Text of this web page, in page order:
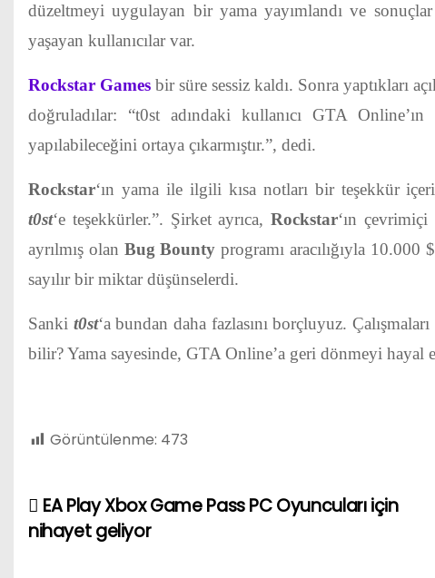
düzeltmeyi uygulayan bir yama yayımlandı ve
yaşayan kullanıcılar var.
Rockstar Games bir süre sessiz kaldı. Sonra yaptıkları
doğruladılar: “t0st adındaki kullanıcı GTA
yapılabileceğini ortaya çıkarmıştır.”, dedi.
Rockstar‘ın yama ile ilgili kısa notları bir teşekkür
t0st‘e teşekkürler.”. Şirket ayrıca,Rockstar‘ın
ayrılmış olan Bug Bounty programı aracılığıyla
sayılır bir miktar düşünselerdi.
Sanki t0st‘a bundan daha fazlasını borçluyuz.
bilir? Yama sayesinde, GTA Online’a geri dönmeyi hayal
Görüntülenme: 473
YEA Play Xbox Game Pass PC Oyuncuları için
nihayet geliyor